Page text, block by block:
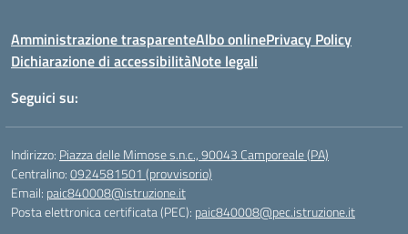
Amministrazione trasparenteAlbo onlinePrivacy Policy
Dichiarazione di accessibilitàNote legali
Seguici su:
Indirizzo: Piazza delle Mimose s.n.c., 90043 Camporeale (PA)
Centralino:0924581501 (provvisorio)
Email: paic840008@istruzione.it
Posta elettronica certificata (PEC): paic840008@pec.istruzione.it